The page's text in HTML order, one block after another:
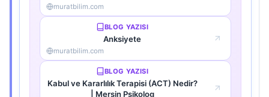
muratbilim.com
BLOG YAZISI
Anksiyete
muratbilim.com
BLOG YAZISI
Kabul ve Kararlılık Terapisi (ACT) Nedir?
| Mersin Psikolog